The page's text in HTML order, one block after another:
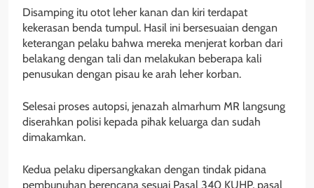
Disamping itu otot leher kanan dan kiri terdapat
kekerasan benda tumpul. Hasil ini bersesuaian dengan
keterangan pelaku bahwa mereka menjerat korban dari
belakang dengan tali dan melakukan beberapa kali
penusukan dengan pisau ke arah leher korban.
Selesai proses autopsi, jenazah almarhum MR langsung
diserahkan polisi kepada pihak keluarga dan sudah
dimakamkan.
Kedua pelaku dipersangkakan dengan tindak pidana
pembunuhan berencana sesuai Pasal 340 KUHP, pasal